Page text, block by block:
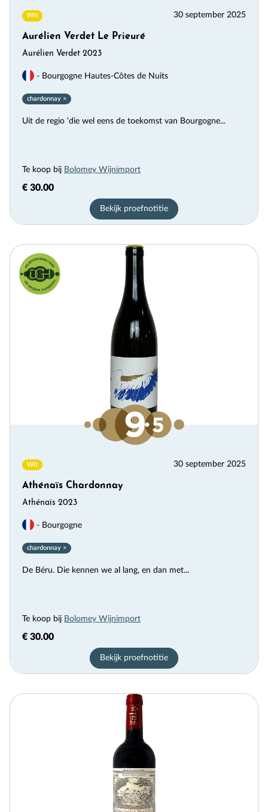
Wit 30 september 2025
Aurélien Verdet Le Prieuré
Aurélien Verdet 2023
- Bourgogne Hautes-Côtes de Nuits
chardonnay >
Uit de regio ‘die wel eens de toekomst van Bourgogne...
Te koop bij Bolomey Wijnimport
€ 30.00
Bekijk proefnotitie
Wit 30 september 2025
Athénaïs Chardonnay
Athénaïs 2023
- Bourgogne
chardonnay >
De Béru. Die kennen we al lang, en dan met...
Te koop bij Bolomey Wijnimport
€ 30.00
Bekijk proefnotitie